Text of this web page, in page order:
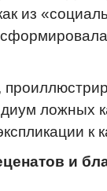
из
ложных
к
и